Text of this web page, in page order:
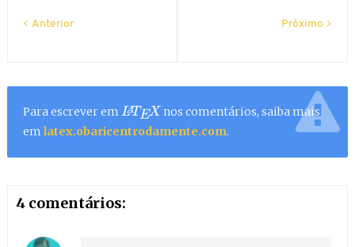
Próximo
Anterior
Para escrever em LATEX nos comentários, saiba mais
em latex.obaricentrodamente.com.
4 comentários: